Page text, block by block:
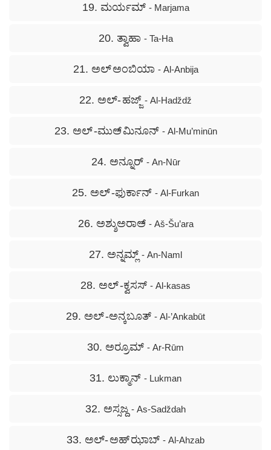
19. ಮರ್ಯಮ್ - Marjama
20. ತ್ವಾಹಾ - Ta-Ha
21. ಅಲ್ ಅಂಬಿಯಾ - Al-Anbija
22. ಅಲ್- ಹಜ್ಜ್ - Al-Hadždž
23. ಅಲ್ -ಮುಅ್ ಮಿನೂನ್ - Al-Mu’minūn
24. ಅನ್ನೂರ್ - An-Nūr
25. ಅಲ್ -ಫುರ್ಕಾನ್ - Al-Furkan
26. ಅಶ್ಶುಅರಾಅ್ - Aš-Šu’ara
27. ಅನ್ನಮ್ಲ್ - An-Naml
28. ಅಲ್ -ಕ್ವಸಸ್ - Al-kasas
29. ಅಲ್ -ಅನ್ಕಬೂತ್ - Al-’Ankabūt
30. ಅರ್‍ರೂಮ್ - Ar-Rūm
31. ಲುಕ್ಮಾನ್ - Lukman
32. ಅಸ್ಸಜ್ದ - As-Sadždah
33. ಅಲ್- ಅಹ್ ಝಾಬ್ - Al-Ahzab